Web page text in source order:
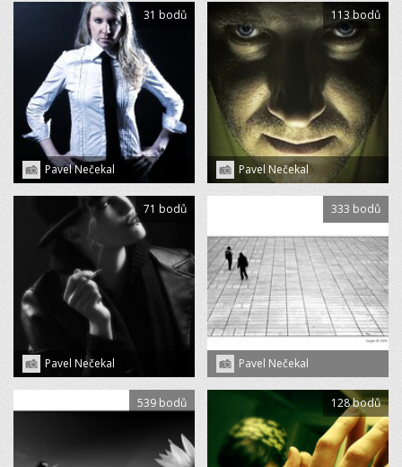
Pavel Nečekal
31 bodů
Pavel Nečekal
113 bodů
Pavel Nečekal
71 bodů
Pavel Nečekal
333 bodů
539 bodů 128 bodů